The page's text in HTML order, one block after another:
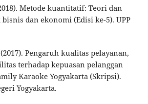
Metode kuantitatif: Teori dan
dan ekonomi (Edisi ke-5). UPP
Pengaruh kualitas pelayanan,
terhadap kepuasan pelanggan
Karaoke Yogyakarta (Skripsi).
Yogyakarta.